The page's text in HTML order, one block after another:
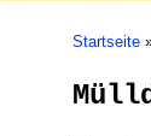
Startseite